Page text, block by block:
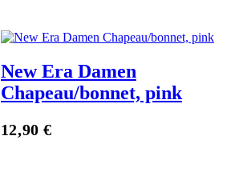
New Era Damen
Chapeau/bonnet, pink
12,90€